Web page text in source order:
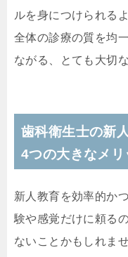
ルを身につけられる
全体の診療の質を均
ながる、とても大切
歯科衛生士の新
4つの大きなメリ
新人教育を効率的か
験や感覚だけに頼る
ないことかもしれま